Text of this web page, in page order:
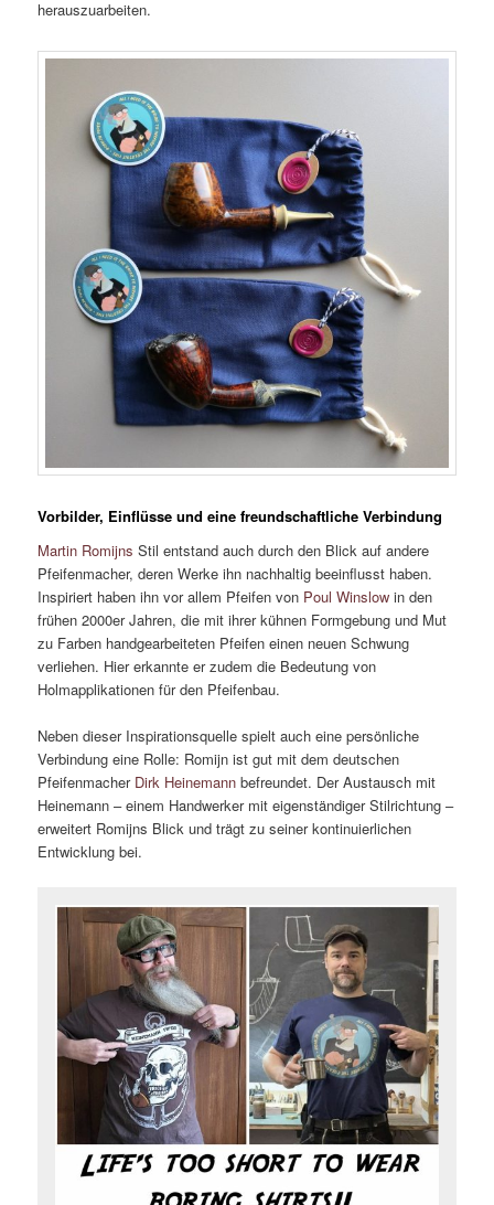
herauszuarbeiten.
Vorbilder, Einflüsse und eine freundschaftliche Verbindung
Martin Romijns Stil entstand auch durch den Blick auf andere
Pfeifenmacher, deren Werke ihn nachhaltig beeinflusst haben.
Inspiriert haben ihn vor allem Pfeifen von Poul Winslow in den
frühen 2000er Jahren, die mit ihrer kühnen Formgebung und Mut
zu Farben handgearbeiteten Pfeifen einen neuen Schwung
verliehen. Hier erkannte er zudem die Bedeutung von
Holmapplikationen für den Pfeifenbau.
Neben dieser Inspirationsquelle spielt auch eine persönliche
Verbindung eine Rolle: Romijn ist gut mit dem deutschen
Pfeifenmacher Dirk Heinemann befreundet. Der Austausch mit
Heinemann – einem Handwerker mit eigenständiger Stilrichtung –
erweitert Romijns Blick und trägt zu seiner kontinuierlichen
Entwicklung bei.